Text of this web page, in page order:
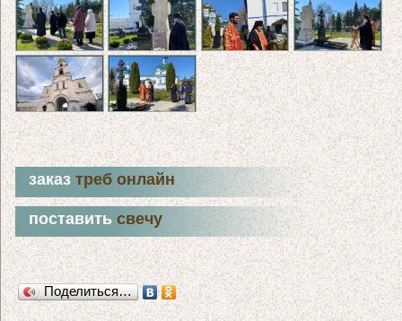
заказтреб онлайн
поставитьсвечу
Поделиться…